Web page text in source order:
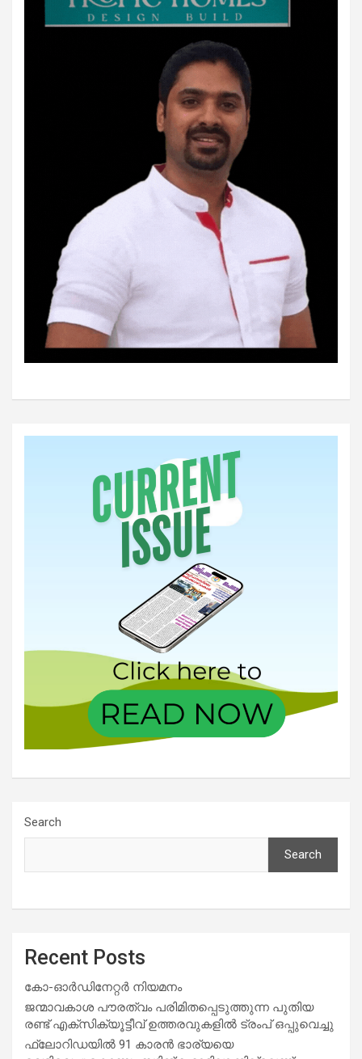
Search
Search
Recent Posts
കോ-ഓർഡിനേറ്റർ നിയമനം
ജന്മാവകാശ പൗരത്വം പരിമിതപ്പെടുത്തുന്ന പുതിയ
രണ്ട് എക്സിക്യൂട്ടീവ് ഉത്തരവുകളിൽ ട്രംപ് ഒപ്പുവെച്ചു
ഫ്ലോറിഡയിൽ 91 കാരൻ ഭാര്യയെ